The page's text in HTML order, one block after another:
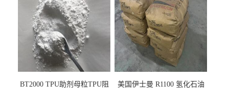
变耐黄剂
变剂 抗黄变耐黄剂
BT2000 TPU助剂母粒TPU阻
美国伊士曼 R1100 氢化石油